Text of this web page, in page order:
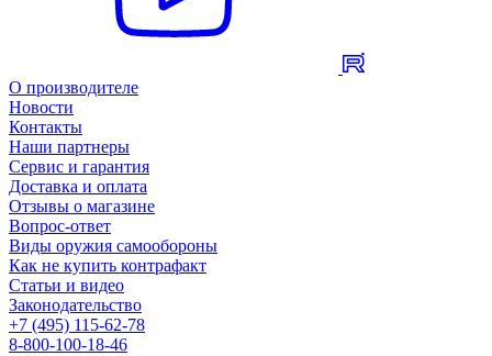
О производителе
Новости
Контакты
Наши партнеры
Сервис и гарантия
Доставка и оплата
Отзывы о магазине
Вопрос-ответ
Виды оружия самообороны
Как не купить контрафакт
Статьи и видео
Законодательство
+7 (495) 115-62-78
8-800-100-18-46